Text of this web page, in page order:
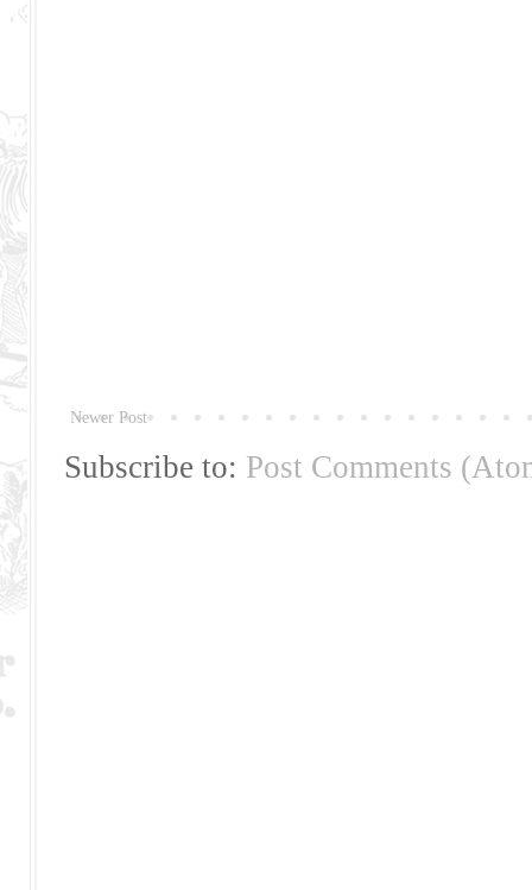
Newer Post
Subscribe to: Post Comments